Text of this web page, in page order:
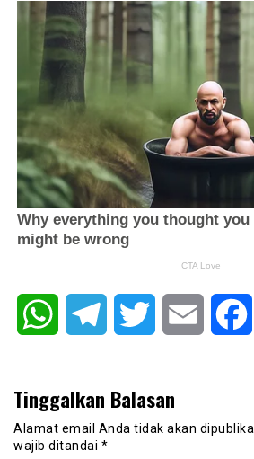
WhatsAppTelegram Twitter Email
Tinggalkan Balasan
Alamat email Anda tidak akan
wajib ditandai *